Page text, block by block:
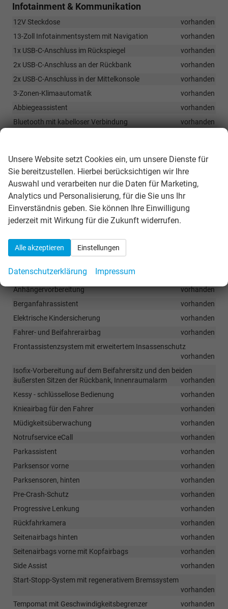
Infotainment & Kommunikation
12V Steckdose
vorhanden
13-Zoll Infotainmentsystem mit Navigation
vorhanden
1x USB-C-Anschluss im Rückspiegel
vorhanden
2x USB-C-Anschluss an der Rückbank
vorhanden
2x USB-C-Anschluss in der Mittelkonsole
vorhanden
3-Zonen-Klimaautomatik
vorhanden
Abbiegeassistent
vorhanden
Bluetooth mit kabelloser Verbindung
vorhanden
Infotainment Online 3 Jahre
vorhanden
Kabelloses Smartlink
vorhanden
Remote-Zugang für 3 Jahre
vorhanden
Sicherheit & Assistenz
Adaptiver Spurhalteassistent inkl. Notfallhilfe sowie
Adaptiver Tempomat
Anhängervorbereitung
vorhanden
Berganfahrassistent
vorhanden
Elektrische Kindersicherung
vorhanden
Fahrer- und Beifahrerairbag
vorhanden
Frontassistenzsystem mit erweitertem Insassenschutz
vorhanden
Isofix-Vorbereitung auf dem Beifahrersitz und den beiden
äußersten Sitzen der Rückbank, Innenraumalarm
vorhanden
Kessy - schlüssellose Bedienung
vorhanden
Knieairbag für den Fahrer
vorhanden
Müdigkeitsüberwachung
vorhanden
Notrufservice eCall
vorhanden
Parkassistent
vorhanden
Parksensor vorne
vorhanden
Parksensoren, hinten
vorhanden
Pre-Crash-Schutz
vorhanden
Progressive Lenkung
vorhanden
Rückfahrkamera
vorhanden
Seitenairbags hinten
vorhanden
Seitenairbags vorne mit Kopfairbags
vorhanden
Side Assist
vorhanden
Start-Stopp-System mit regenerativem Bremssystem
vorhanden
Tempomat mit Geschwindigkeitsbegrenzer
vorhanden
Unsere Website setzt Cookies ein, um unsere Dienste für
Sie bereitzustellen. Hierbei berücksichtigen wir Ihre
Auswahl und verarbeiten nur die Daten für Marketing,
Analytics und Personalisierung, für die Sie uns Ihr
Einverständnis geben. Sie können Ihre Einwilligung
jederzeit mit Wirkung für die Zukunft widerrufen.
Alle akzeptieren Einstellungen
Datenschutzerklärung Impressum